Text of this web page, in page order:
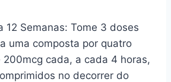
12 Semanas: Tome 3 doses
uma composta por quatro
200mcg cada, a cada 4 horas,
no decorrer do